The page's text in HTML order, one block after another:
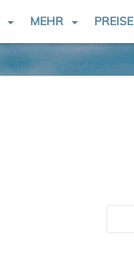
MEHR PREISE